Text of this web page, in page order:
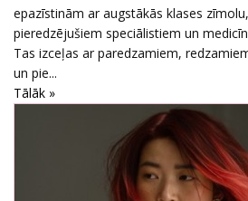
epazīstinām ar augstākās klases
pieredzējušiem speciālistiem un
Tas izceļas ar paredzamiem,
un pie...
Tālāk »